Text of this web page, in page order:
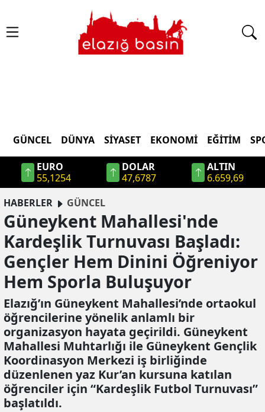
GÜNCEL DÜNYA SİYASET EKONOMİ EĞİTİM
EURO
55,1254
DOLAR
47,6787
ALTIN
6.659,69
HABERLER
GÜNCEL
Güneykent Mahallesi'nde
Kardeşlik Turnuvası Başladı:
Gençler Hem Dinini Öğreniyor
Hem Sporla Buluşuyor
Elazığ’ın Güneykent Mahallesi’nde ortaokul
öğrencilerine yönelik anlamlı bir
organizasyon hayata geçirildi. Güneykent
Mahallesi Muhtarlığı ile Güneykent Gençlik
Koordinasyon Merkezi iş birliğinde
düzenlenen yaz Kur’an kursuna katılan
öğrenciler için “Kardeşlik Futbol Turnuvası”
başlatıldı.